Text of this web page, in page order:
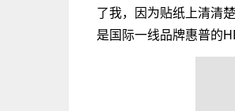
了我，因为贴纸上清清
是国际一线品牌惠普的